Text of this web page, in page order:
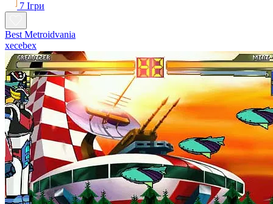
7 Ігри
Best Metroidvania
xecebex